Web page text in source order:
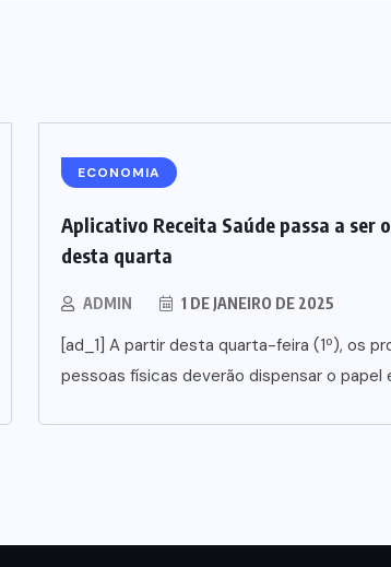
ECONOMIA
Aplicativo Receita Saúde passa a
desta quarta
ADMIN 1 DE JANEIRO DE 2025
[ad_1] A partir desta quarta-feira (1º), os
pessoas físicas deverão dispensar o